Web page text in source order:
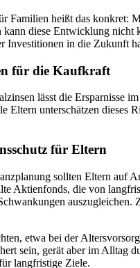
Familien heißt das
diese Entwicklung nicht
Investitionen in die Zukunft
für die Kaufkraft
lässt die
unterschätzen
für Eltern
sollten Eltern auf
Aktienfonds, die von
etwa bei der
sein, gerät aber im
langfristige Ziele.